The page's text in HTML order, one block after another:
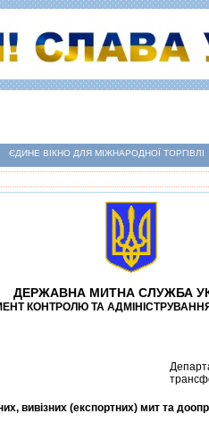
ЄДИНЕ ВІКНО ДЛЯ МІЖНАРОДНОЇ ТОРГІВЛІ
ДЕРЖАВНА МИТНА СЛУЖБА
КОНТРОЛЮ ТА
вивiзних (експортних) мит та